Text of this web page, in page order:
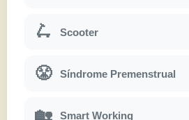
🛴 Scooter
😤 Síndrome Premenstrual
🏡 Smart Working